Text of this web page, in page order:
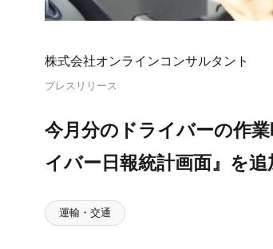
株式会社オンラインコンサルタント
プレスリリース
今月分のドライバーの作
イバー日報統計画面』を追
運輸・交通